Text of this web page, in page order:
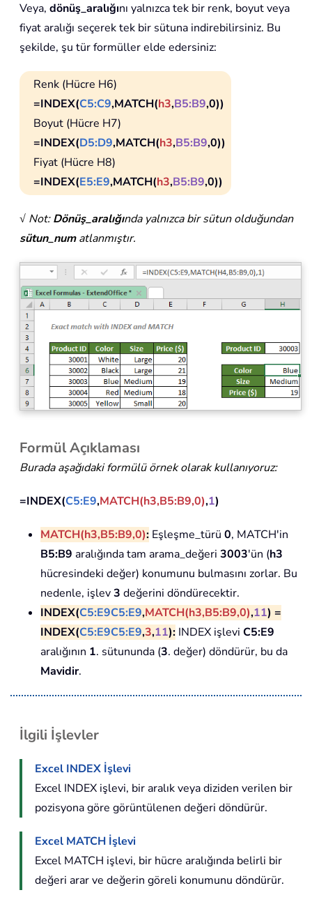
Veya, dönüş_aralığını yalnızca tek bir renk, boyut veya
fiyat aralığı seçerek tek bir sütuna indirebilirsiniz. Bu
şekilde, şu tür formüller elde edersiniz:
Renk (Hücre H6)
=INDEX(C5:C9,MATCH(h3,B5:B9,0))
Boyut (Hücre H7)
=INDEX(D5:D9,MATCH(h3,B5:B9,0))
Fiyat (Hücre H8)
=INDEX(E5:E9,MATCH(h3,B5:B9,0))
√ Not:Dönüş_aralığında yalnızca bir sütun olduğundan
sütun_numatlanmıştır.
Formül Açıklaması
Burada aşağıdaki formülü örnek olarak kullanıyoruz:
=INDEX(C5:E9,MATCH(h3,B5:B9,0),1)
MATCH(h3,B5:B9,0): Eşleşme_türü 0, MATCH'in
B5:B9 aralığında tam arama_değeri 3003'ün (h3
hücresindeki değer) konumunu bulmasını zorlar. Bu
nedenle, işlev3 değerini döndürecektir.
INDEX(C5:E9C5:E9,MATCH(h3,B5:B9,0),11) =
INDEX(C5:E9C5:E9,3,11): INDEX işlevi C5:E9
aralığının 1. sütununda (3. değer) döndürür, bu da
Mavidir.
İlgili İşlevler
Excel INDEX İşlevi
Excel INDEX işlevi, bir aralık veya diziden verilen bir
pozisyona göre görüntülenen değeri döndürür.
Excel MATCH İşlevi
Excel MATCH işlevi, bir hücre aralığında belirli bir
değeri arar ve değerin göreli konumunu döndürür.